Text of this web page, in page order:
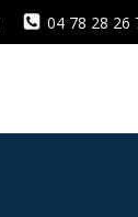
04 78 28 26